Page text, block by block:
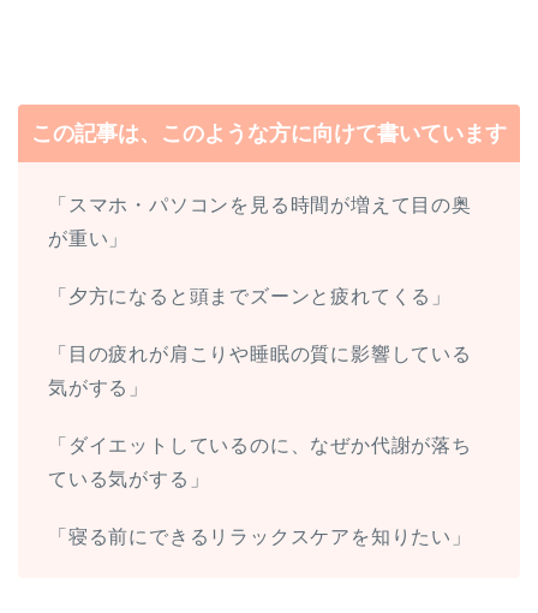
この記事は、このような方に向けて書いています
「スマホ・パソコンを見る時間が増えて目の奥
が重い」
「夕方になると頭までズーンと疲れてくる」
「目の疲れが肩こりや睡眠の質に影響している
気がする」
「ダイエットしているのに、なぜか代謝が落ち
ている気がする」
「寝る前にできるリラックスケアを知りたい」